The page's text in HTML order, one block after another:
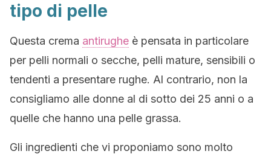
tipo di pelle
Questa crema antirughe è pensata in particolare
per pelli normali o secche, pelli mature, sensibili o
tendenti a presentare rughe. Al contrario, non la
consigliamo alle donne al di sotto dei 25 anni o a
quelle che hanno una pelle grassa.
Gli ingredienti che vi proponiamo sono molto